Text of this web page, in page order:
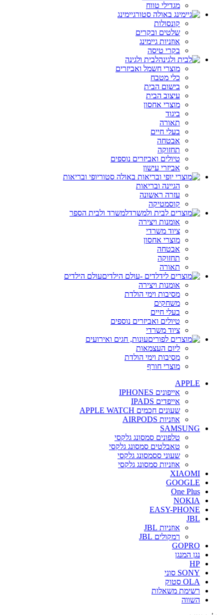
מגדילי טווח
גיימינג
קונסולות
שלטים ובקרים
אוזניות גיימינג
בקרי טיסה
לבית ולגינה
מוצרי חשמל ואביזרים
כלי מטבח
בישום הבית
עיצוב הבית
מוצרי אחסון
ביגוד
תאורה
בעלי חיים
אבטחה
תחזוקה
טיולים ואביזרים נוספים
אביזרי עישון
יופי ובריאות
הגיינה ובריאות
עזרה ראשונה
קוסמטיקה
למשרד ולבית הספר
אומנות ויצירה
ציוד משרדי
מוצרי אחסון
אבטחה
תחזוקה
תאורה
עולם הילדים
אומנות ויצירה
מסיבות וימי הולדת
משחקים
בעלי חיים
טיולים ואביזרים נוספים
ציוד משרדי
עונות, חגים ואירועים
ליום העצמאות
מסיבות וימי הולדת
מוצרי חורף
APPLE
אייפונים IPHONES
אייפדים IPADS
שעונים חכמים APPLE WATCH
אוזניות AIRPODS
SAMSUNG
טלפונים סמסונג גלקסי
טאבלטים סמסונג גלקסי
שעוני ססמסונג גלקסי
אוזניות סמסונג גלקסי
XIAOMI
GOOGLE
One Plus
NOKIA
EASY-PHONE
JBL
אוזניות JBL
רמקולים JBL
GOPRO
נגן המנגן
HP
SONY סוני
OLA סטוק
רשימת משאלות
השווה